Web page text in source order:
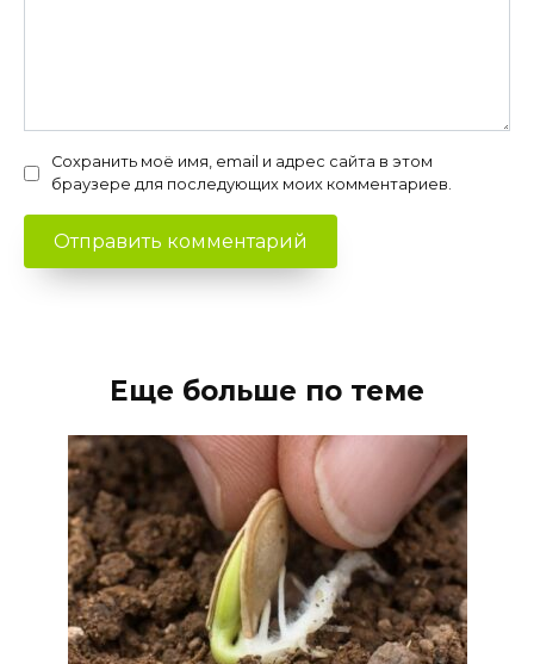
Сохранить моё имя, email и адрес сайта в этом
браузере для последующих моих комментариев.
Еще больше по теме